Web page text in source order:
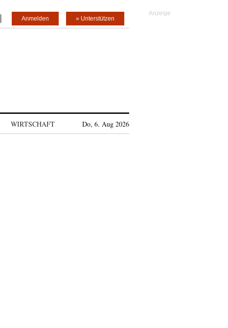
» Unterstützen
Anmelden
WIRTSCHAFT Do, 6. Aug 2026